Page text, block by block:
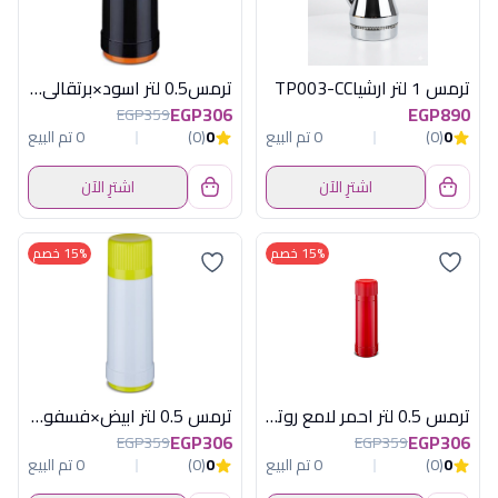
ترمس 1 لتر ارشياTP003-CC
EGP890
0
(0)
0 تم البيع
اشترِ الآن
ترمس0.5 لتر اسود×برتقالى روتبونكت الماني
EGP306
EGP359
0
(0)
0 تم البيع
اشترِ الآن
15% خصم
ترمس 0.5 لتر احمر لامع روتبونكت المانى
EGP306
EGP359
0
(0) 0 تم البيع
15% خصم
ترمس 0.5 لتر ابيض×فسفورى روتبونكت الماني
EGP306
EGP359
0
(0) 0 تم البيع